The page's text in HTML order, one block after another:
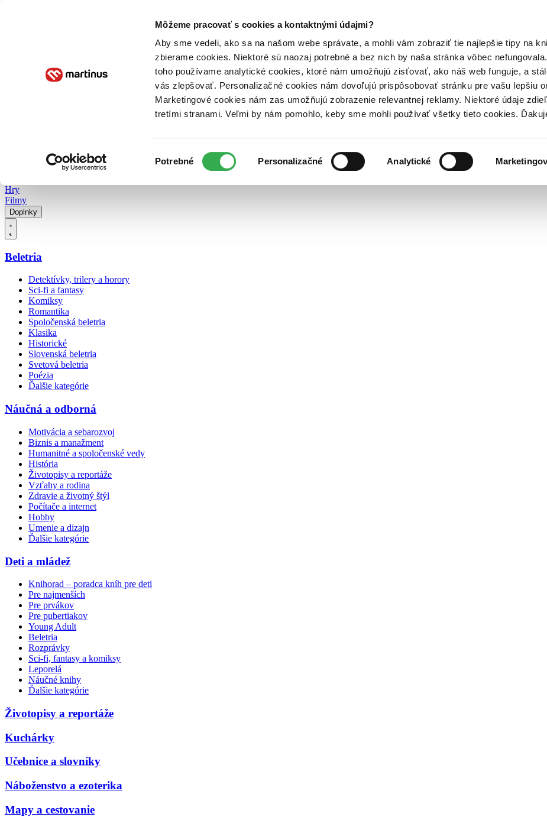
Môžeme pracovať s cookies a kontaktnými údajmi?
Aby sme vedeli, ako sa na našom webe správate, a mohli vám zobraziť tie najlepšie tipy na
zbierame cookies. Niektoré sú naozaj potrebné a bez nich by naša stránka vôbec
toho používame analytické cookies, ktoré nám umožňujú zisťovať, ako náš web funguje, a
vás zlepšovať. Personalizačné cookies nám dovoľujú prispôsobovať stránku pre vašu lepšiu
Marketingové cookies nám zas umožňujú zobrazenie relevantnej reklamy. Niektoré údaje
tretími stranami. Veľmi by nám pomohlo, keby sme mohli používať všetky tieto cookies.
súhlasu
Potrebné Personalizačné Analytické
Poukážky Kontakt
Hry
Filmy
Doplnky
Beletria
Detektívky, trilery a horory
Sci-fi a fantasy
Komiksy
Romantika
Spoločenská beletria
Klasika
Historické
Slovenská beletria
Svetová beletria
Poézia
Ďalšie kategórie
Náučná a odborná
Motivácia a sebarozvoj
Biznis a manažment
Humanitné a spoločenské vedy
História
Životopisy a reportáže
Vzťahy a rodina
Zdravie a životný štýl
Počítače a internet
Hobby
Umenie a dizajn
Ďalšie kategórie
Deti a mládež
Knihorad – poradca kníh pre deti
Pre najmenších
Pre prvákov
Pre pubertiakov
Young Adult
Beletria
Rozprávky
Sci-fi, fantasy a komiksy
Leporelá
Náučné knihy
Ďalšie kategórie
Životopisy a reportáže
Kuchárky
Učebnice a slovníky
Náboženstvo a ezoterika
Mapy a cestovanie